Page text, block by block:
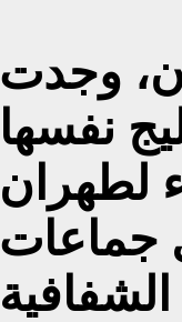
وجدت
نفسها
لطهران
جماعات